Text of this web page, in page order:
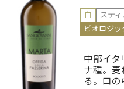
白
ステ
ビオロジ
中部イ
ナ種。
る。口